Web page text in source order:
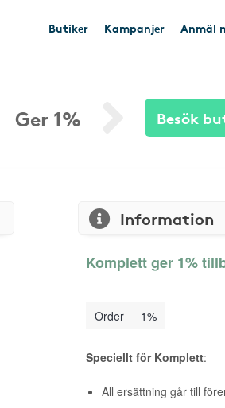
Butiker Kampanjer Anmäl
Ger 1% Besök
Information
Komplett ger 1%
Order 1%
Speciellt för Komplett:
All ersättning går till